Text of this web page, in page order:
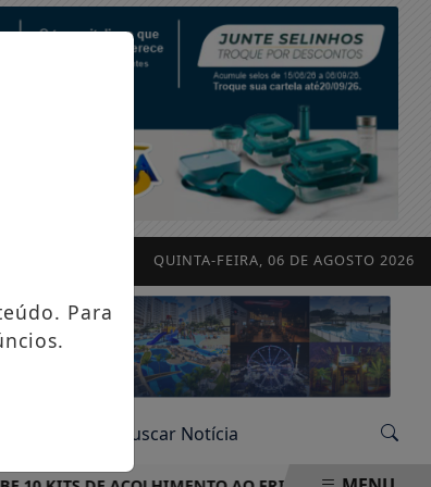
QUINTA-FEIRA, 06 DE AGOSTO 2026
Para